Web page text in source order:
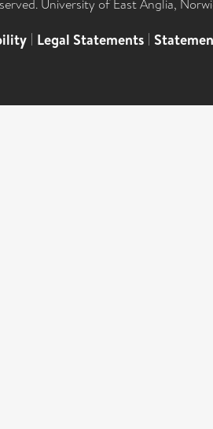
University of East Anglia,
| Legal Statements |